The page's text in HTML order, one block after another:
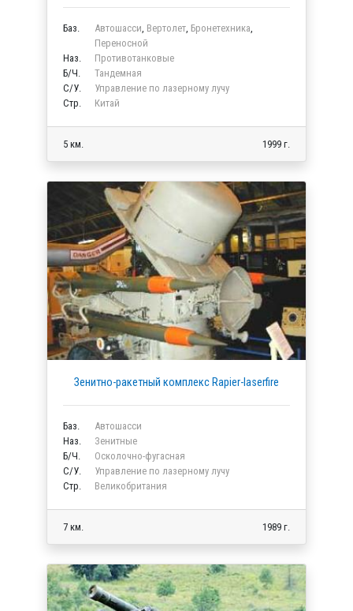
Баз. Автошасси, Вертолет, Бронетехника,
Переносной
Наз.
Противотанковые
Б/Ч.
Тандемная
C/У.
Управление по лазерному лучу
Стр.
Китай
5 км. 1999 г.
Зенитно-ракетный комплекс Rapier-laserfire
Баз.
Автошасси
Наз.
Зенитные
Б/Ч.
Осколочно-фугасная
C/У.
Управление по лазерному лучу
Стр.
Великобритания
7 км. 1989 г.